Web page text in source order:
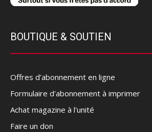
BOUTIQUE & SOUTIEN
Offres d’abonnement en ligne
Formulaire d'abonnement à imprimer
Achat magazine à l'unité
Faire un don